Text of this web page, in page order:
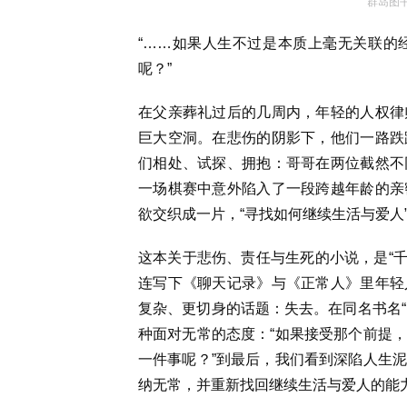
“……如果人生不过是本质上毫无关联的
呢？”
在父亲葬礼过后的几周内，年轻的人权
巨大空洞。在悲伤的阴影下，他们一路
们相处、试探、拥抱：哥哥在两位截然
一场棋赛中意外陷入了一段跨越年龄的
欲交织成一片，“寻找如何继续生活与爱
这本关于悲伤、责任与生死的小说，是“
连写下《聊天记录》与《正常人》里年
复杂、更切身的话题：失去。在同名书名
种面对无常的态度：“如果接受那个前提
一件事呢？”到最后，我们看到深陷人生
纳无常，并重新找回继续生活与爱人的能